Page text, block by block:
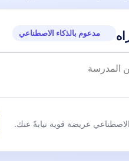
مدعوم بالذكاء الاصطناعي
عريضة قوية نيابةً عنك.